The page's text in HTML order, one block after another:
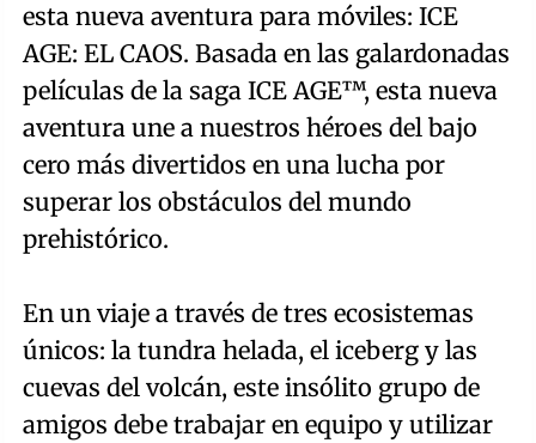
esta nueva aventura para móviles: ICE
AGE: EL CAOS. Basada en las galardonadas
películas de la saga ICE AGE™, esta nueva
aventura une a nuestros héroes del bajo
cero más divertidos en una lucha por
superar los obstáculos del mundo
prehistórico.
En un viaje a través de tres ecosistemas
únicos: la tundra helada, el iceberg y las
cuevas del volcán, este insólito grupo de
amigos debe trabajar en equipo y utilizar